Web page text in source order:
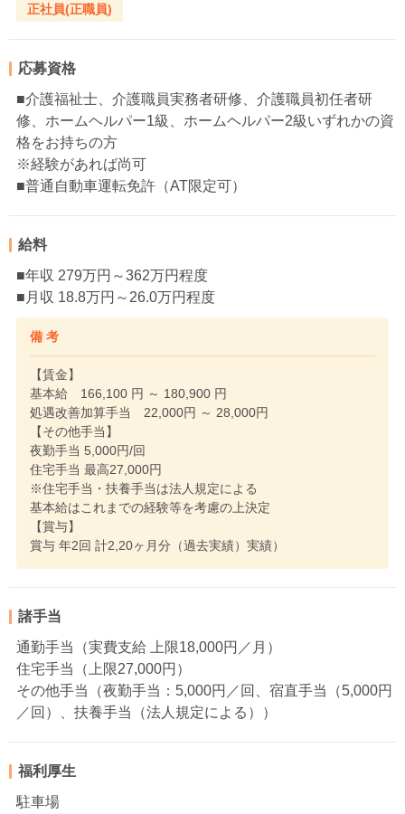
正社員(正職員)
応募資格
■介護福祉士、介護職員実務者研修、介護職員初任者研
修、ホームヘルパー1級、ホームヘルパー2級いずれかの資
格をお持ちの方
※経験があれば尚可
■普通自動車運転免許（AT限定可）
給料
■年収 279万円～362万円程度
■月収 18.8万円～26.0万円程度
備 考
【賃金】
基本給 166,100 円 ～ 180,900 円
処遇改善加算手当 22,000円 ～ 28,000円
【その他手当】
夜勤手当 5,000円/回
住宅手当 最高27,000円
※住宅手当・扶養手当は法人規定による
基本給はこれまでの経験等を考慮の上決定
【賞与】
賞与 年2回 計2,20ヶ月分（過去実績）実績）
諸手当
通勤手当（実費支給 上限18,000円／月）
住宅手当（上限27,000円）
その他手当（夜勤手当：5,000円／回、宿直手当（5,000円
／回）、扶養手当（法人規定による））
福利厚生
駐車場